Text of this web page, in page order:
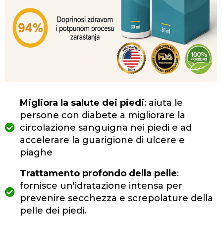
Migliora la salute dei piedi: aiuta le
persone con diabete a migliorare la
circolazione sanguigna nei piedi e ad
accelerare la guarigione di ulcere e
piaghe
Trattamento profondo della pelle:
fornisce un'idratazione intensa per
prevenire secchezza e screpolature della
pelle dei piedi.